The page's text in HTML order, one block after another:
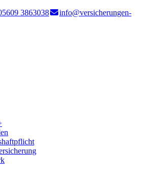
3863038
info@versicherungen-